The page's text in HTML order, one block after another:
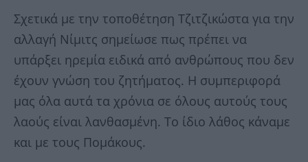
Σχετικά με την τοποθέτηση Τζιτζικώστα για την
αλλαγή Νίμιτς σημείωσε πως πρέπει να
υπάρξει ηρεμία ειδικά από ανθρώπους που δεν
έχουν γνώση του ζητήματος. Η συμπεριφορά
μας όλα αυτά τα χρόνια σε όλους αυτούς τους
λαούς είναι λανθασμένη. Το ίδιο λάθος κάναμε
και με τους Πομάκους.